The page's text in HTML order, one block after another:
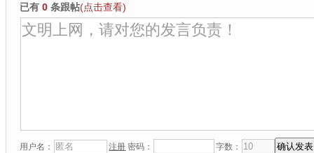
已有0 条跟帖(点击查看)
用户名： 注册 密码：
字数：